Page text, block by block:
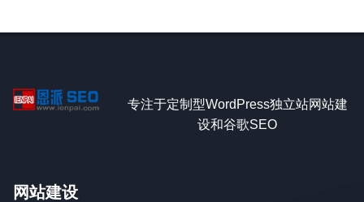
专注于定制型WordPress独立站网站建
设和谷歌SEO
网站建设